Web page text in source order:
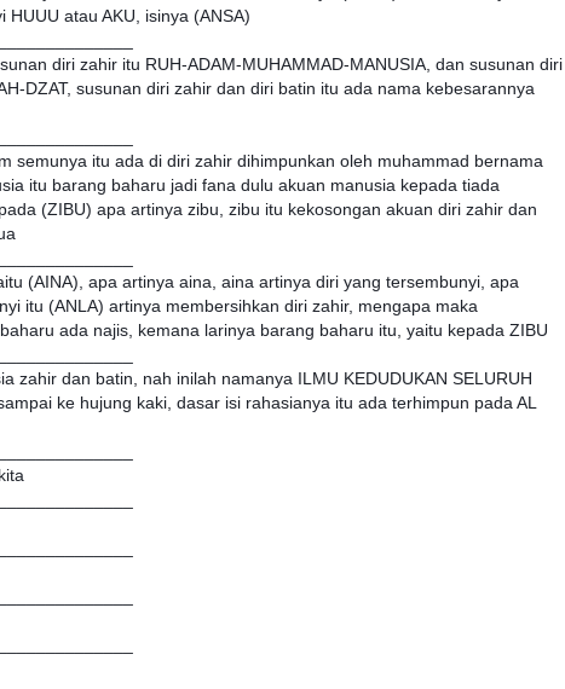
atau AKU, isinya (ANSA)
diri zahir itu RUH-ADAM-MUHAMMAD-MANUSIA, dan susunan diri
DZAT, susunan diri zahir dan diri batin itu ada nama kebesarannya
semunya itu ada di diri zahir dihimpunkan oleh muhammad bernama
itu barang baharu jadi fana dulu akuan manusia kepada tiada
(ZIBU) apa artinya zibu, zibu itu kekosongan akuan diri zahir dan
(AINA), apa artinya aina, aina artinya diri yang tersembunyi, apa
itu (ANLA) artinya membersihkan diri zahir, mengapa maka
ada najis, kemana larinya barang baharu itu, yaitu kepada ZIBU
zahir dan batin, nah inilah namanya ILMU KEDUDUKAN SELURUH
ke hujung kaki, dasar isi rahasianya itu ada terhimpun pada AL